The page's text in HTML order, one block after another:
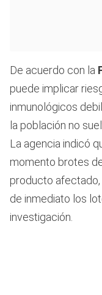
De acuerdo con la
puede implicar
inmunológicos
la población no
La agencia indicó
momento brotes
producto
de inmediato los
investigación.